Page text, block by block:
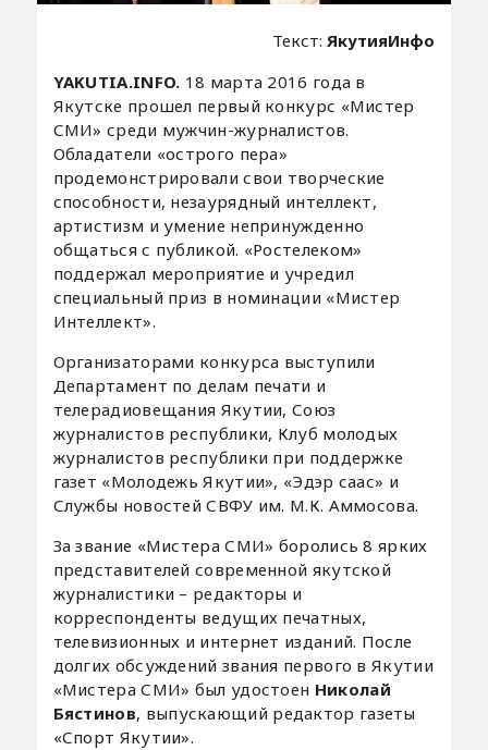
Текст:ЯкутияИнфо
YAKUTIA.INFO. 18 марта 2016 года в
Якутске прошел первый конкурс «Мистер
СМИ» среди мужчин-журналистов.
Обладатели «острого пера»
продемонстрировали свои творческие
способности, незаурядный интеллект,
артистизм и умение непринужденно
общаться с публикой. «Ростелеком»
поддержал мероприятие и учредил
специальный приз в номинации «Мистер
Интеллект».
Организаторами конкурса выступили
Департамент по делам печати и
телерадиовещания Якутии, Союз
журналистов республики, Клуб молодых
журналистов республики при поддержке
газет «Молодежь Якутии», «Эдэр саас» и
Службы новостей СВФУ им. М.К. Аммосова.
За звание «Мистера СМИ» боролись 8 ярких
представителей современной якутской
журналистики – редакторы и
корреспонденты ведущих печатных,
телевизионных и интернет изданий. После
долгих обсуждений звания первого в Якутии
«Мистера СМИ» был удостоен Николай
Бястинов, выпускающий редактор газеты
«Спорт Якутии».